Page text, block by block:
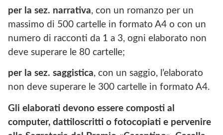
per la sez. narrativa, con un romanzo per un
massimo di 500 cartelle in formato A4 o con un
numero di racconti da 1 a 3, ogni elaborato non
deve superare le 80 cartelle;
per la sez. saggistica, con un saggio, l’elaborato
non deve superare le 300 cartelle in formato A4.
Gli elaborati devono essere composti al
computer, dattiloscritti o fotocopiati e pervenire